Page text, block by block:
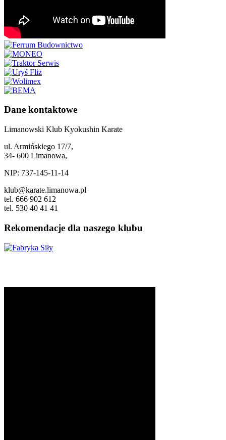
Dane kontaktowe
Limanowski Klub Kyokushin Karate
ul. Armińskiego 17/7,
34- 600 Limanowa,
NIP: 737-145-11-14
klub@karate.limanowa.pl
tel. 666 902 612
tel. 530 40 41 41
Rekomendacje dla naszego klubu